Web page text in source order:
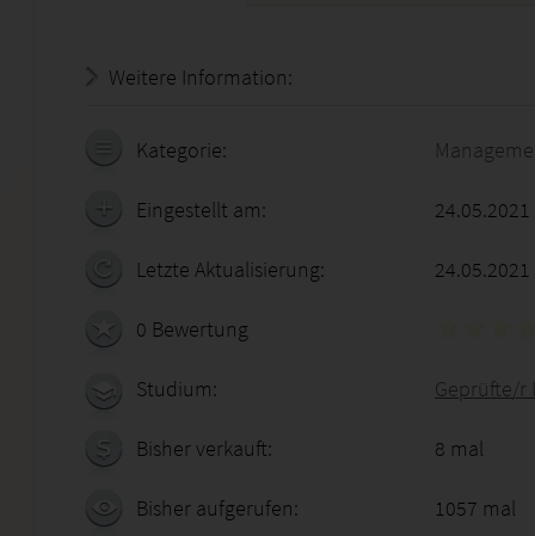
Weitere Information:
Kategorie:
Eingestellt am:
Letzte Aktualisierung: 24.05.2021
0 Bewertung
Studium: Geprüfte/r
Bisher verkauft: 8 mal
Bisher aufgerufen: 1057 mal